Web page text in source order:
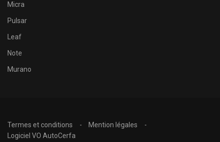
Micra
Pulsar
Leaf
Note
Murano
Termes et conditions
Mention légales
Logiciel VO AutoCerfa